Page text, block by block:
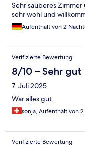
Sehr sauberes
sehr wohl und
Aufenthalt von 2
Verifizierte Bewertung
8/10 – Sehr gut
7. Juli 2025
War alles gut.
sonja, Aufenthalt von
Verifizierte Bewertung